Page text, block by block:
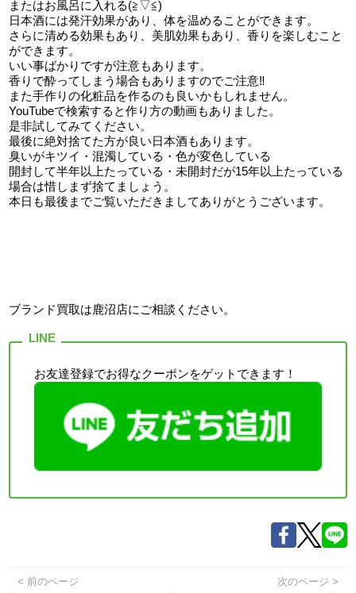
またはお風呂に入れる(≧▽≦)
日本酒には発汗効果があり、体を温めることができます。
さらに清める効果もあり、美肌効果もあり、香りを楽しむこと
ができます。
いい事ばかりですが注意もあります。
香りで酔ってしまう場合もありますのでご注意‼
また手作りの化粧品を作るのも良いかもしれません。
YouTubeで検索すると作り方の動画もありました。
是非試してみてください。
最後に絶対捨てた方が良い日本酒もあります。
臭いがキツイ・混濁している・色が変色している
開封して半年以上たっている・未開封だが15年以上たっている
場合は惜しまず捨てましょう。
本日も最後までご覧いただきましてありがとうございます。
ブランド買取は鹿沼店にご相談ください。
お友達登録でお得なクーポンをゲットできます！
< 前のページ 次のページ >